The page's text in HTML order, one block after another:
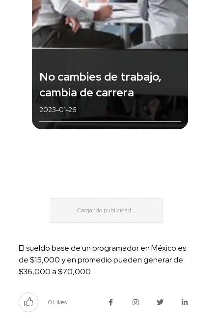
No cambies de trabajo,
cambia de carrera
2023-01-26
El sueldo base de un programador en México es
de $15,000 y en promedio pueden generar de
$36,000 a $70,000
0 Likes